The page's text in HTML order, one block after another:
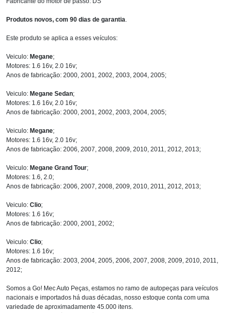
Produtos novos, com 90 dias de garantia
Este produto se aplica a esses veículos:
Veiculo: Megane;
Motores: 1.6 16v, 2.0 16v;
Anos de fabricação: 2000, 2001, 2002, 2003, 2004, 2005;
Veiculo: Megane Sedan;
Motores: 1.6 16v, 2.0 16v;
Anos de fabricação: 2000, 2001, 2002, 2003, 2004, 2005;
Veiculo: Megane;
Motores: 1.6 16v, 2.0 16v;
Anos de fabricação: 2006, 2007, 2008, 2009, 2010, 2011, 2012, 2013;
Veiculo: Megane Grand Tour;
Motores: 1.6, 2.0;
Anos de fabricação: 2006, 2007, 2008, 2009, 2010, 2011, 2012, 2013;
Veiculo: Clio;
Motores: 1.6 16v;
Anos de fabricação: 2000, 2001, 2002;
Veiculo: Clio;
Motores: 1.6 16v;
Anos de fabricação: 2003, 2004, 2005, 2006, 2007, 2008, 2009, 2010, 2011,
2012;
Somos a Go! Mec Auto Peças, estamos no ramo de autopeças para veículos
nacionais e importados há duas décadas, nosso estoque conta com uma
variedade de aproximadamente 45.000 itens.